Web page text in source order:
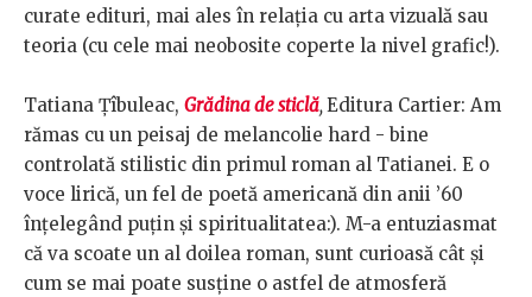
curate edituri, mai ales în relația cu arta vizuală sau
teoria (cu cele mai neobosite coperte la nivel grafic!).
Tatiana Țîbuleac, Grădina de sticlă,Editura Cartier: Am
rămas cu un peisaj de melancolie hard - bine
controlată stilistic din primul roman al Tatianei. E o
voce lirică, un fel de poetă americană din anii ’60
înțelegând puțin și spiritualitatea:). M-a entuziasmat
că va scoate un al doilea roman, sunt curioasă cât și
cum se mai poate susține o astfel de atmosferă